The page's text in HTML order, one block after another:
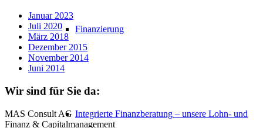
Finanzierung
Integrierte Finanzberatung – unsere Lohn- und
Januar 2023
Juli 2020
März 2018
Dezember 2015
November 2014
Juni 2014
Wir sind für Sie da:
MAS Consult AG
Finanz & Capitalmanagement